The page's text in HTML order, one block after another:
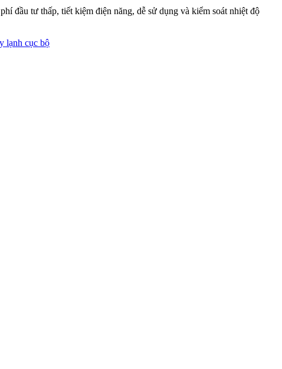
đầu tư thấp, tiết kiệm điện năng, dễ sử dụng và kiểm soát nhiệt độ
lạnh cục bộ